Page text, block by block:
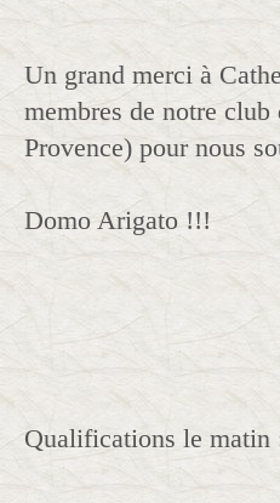
Un grand merci à
membres de notre
Provence) pour nous
Domo Arigato !!!
Qualifications le matin